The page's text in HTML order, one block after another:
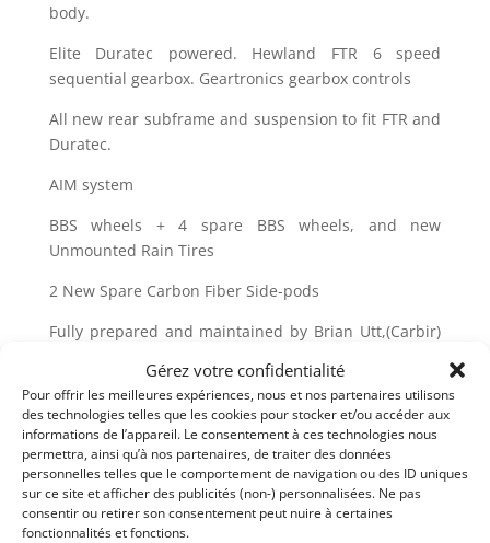
Gérez votre confidentialité
Pour offrir les meilleures expériences, nous et nos partenaires utilisons
des technologies telles que les cookies pour stocker et/ou accéder aux
informations de l’appareil. Le consentement à ces technologies nous
permettra, ainsi qu’à nos partenaires, de traiter des données
personnelles telles que le comportement de navigation ou des ID uniques
sur ce site et afficher des publicités (non-) personnalisées. Ne pas
consentir ou retirer son consentement peut nuire à certaines
fonctionnalités et fonctions.
body.
Elite Duratec powered. Hewland FTR 6 speed
sequential gearbox. Geartronics gearbox controls
All new rear subframe and suspension to fit FTR and
Duratec.
AIM system
BBS wheels + 4 spare BBS wheels, and new
Unmounted Rain Tires
2 New Spare Carbon Fiber Side-pods
Fully prepared and maintained by Brian Utt,(Carbir)
Partager cette annonce